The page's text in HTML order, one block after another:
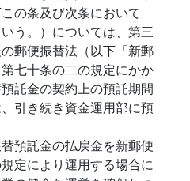
の条及び次条において
う。）については、第三
郵便振替法（以下「新郵
七十条の二の規定にかか
託金の契約上の預託期間
引き続き資金運用部に預
預託金の払戻金を新郵便
定により運用する場合に